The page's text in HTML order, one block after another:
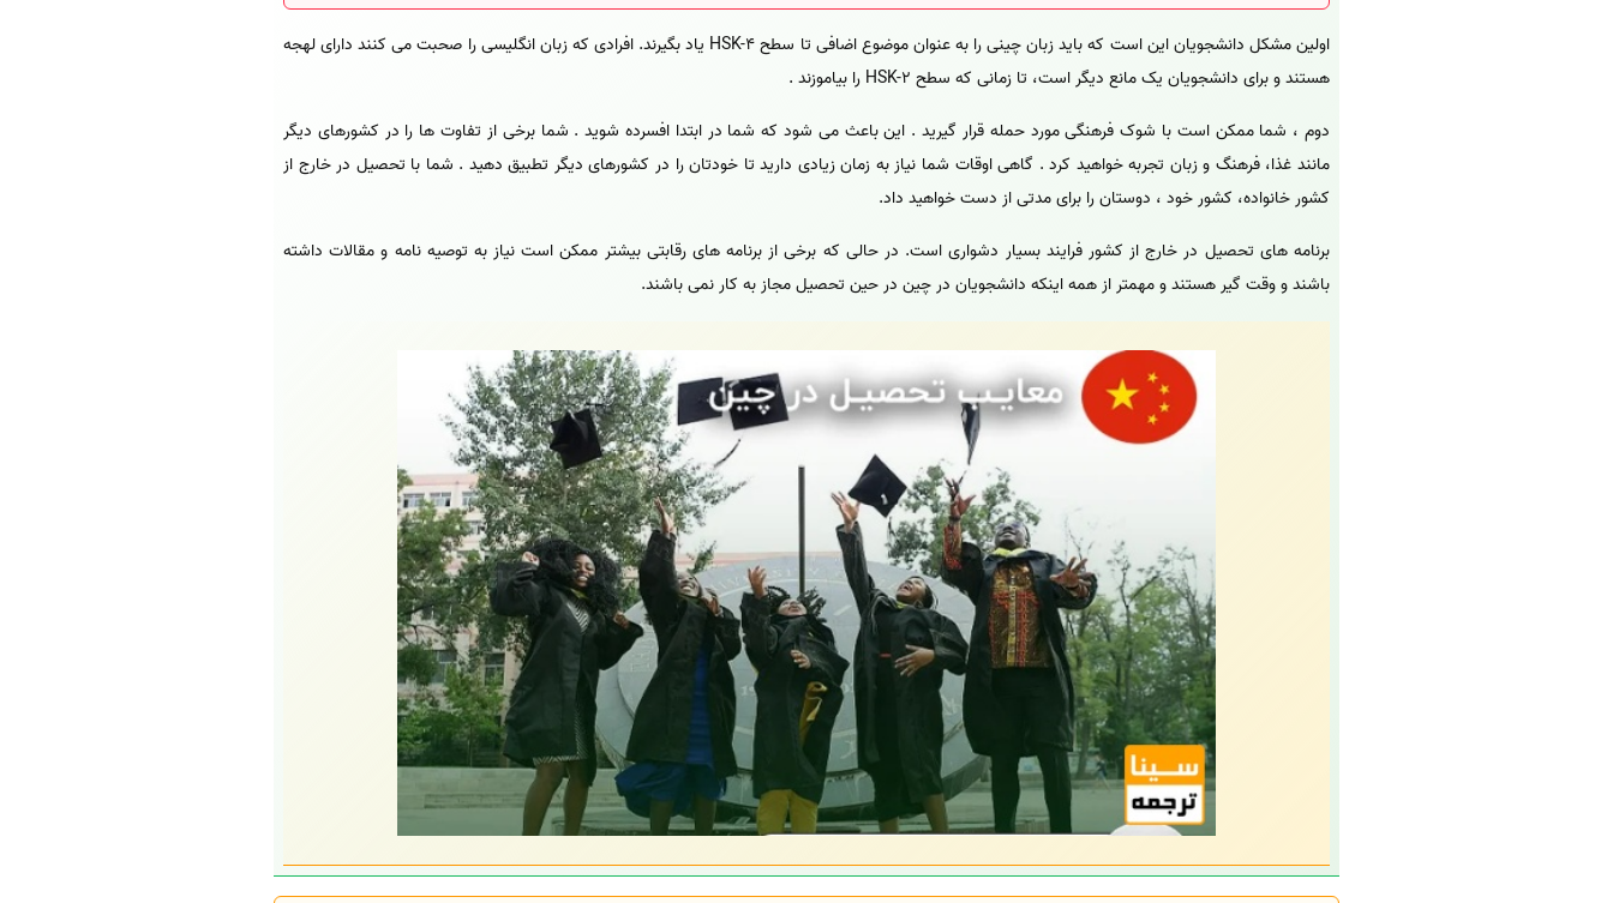
اولین مشکل دانشجویان این است که باید زبان چینی را به عنوان موضوع اضافی تا سطح HSK-4 یاد بگیرند. افرادی که زبان انگلیسی را صحبت می کنند دارای لهجه
هستند و برای دانشجویان یک مانع دیگر است، تا زمانی که سطح HSK-2 را بیاموزند .
دوم ، شما ممکن است با شوک فرهنگی مورد حمله قرار گیرید . این باعث می شود که شما در ابتدا افسرده شوید . شما برخی از تفاوت ها را در کشورهای دیگر
مانند غذا، فرهنگ و زبان تجربه خواهید کرد . گاهی اوقات شما نیاز به زمان زیادی دارید تا خودتان را در کشورهای دیگر تطبیق دهید . شما با تحصیل در خارج از
کشور خانواده، کشور خود ، دوستان را برای مدتی از دست خواهید داد.
برنامه های تحصیل در خارج از کشور فرایند بسیار دشواری است. در حالی که برخی از برنامه های رقابتی بیشتر ممکن است نیاز به توصیه نامه و مقالات داشته
باشند و وقت گیر هستند و مهمتر از همه اینکه دانشجویان در چین در حین تحصیل مجاز به کار نمی باشند.